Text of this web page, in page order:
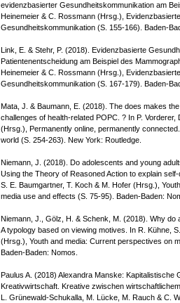
evidenzbasierter Gesundheitskommunikation am
Heinemeier & C. Rossmann (Hrsg.),
Gesundheitskommunikation (S. 155-166). Baden-
Link, E. & Stehr, P. (2018). Evidenzbasierte
Patientenentscheidung am Beispiel des
Heinemeier & C. Rossmann (Hrsg.),
Gesundheitskommunikation (S. 167-179). Baden-
Mata, J. & Baumann, E. (2018). The does makes
challenges of health-related POPC. ? In P.
(Hrsg.), Permanently online, permanently
world (S. 254-263). New York: Routledge.
Niemann, J. (2018). Do adolescents and young
Using the Theory of Reasoned Action to explain
S. E. Baumgartner, T. Koch & M. Hofer (Hrsg.),
media use and effects (S. 75-95). Baden-Baden:
Niemann, J., Gölz, H. & Schenk, M. (2018). Why
A typology based on viewing motives. In R. Kühne,
(Hrsg.), Youth and media: Current perspectives on
Baden-Baden: Nomos.
Paulus A. (2018) Alexandra Manske: Kapitalistische
Kreativwirtschaft. Kreative zwischen
L. Grünewald-Schukalla, M. Lücke, M. Rauch & C.